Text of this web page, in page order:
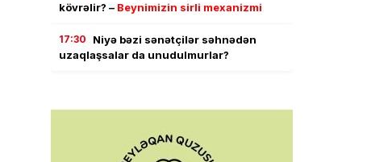
kövrəlir? – Beynimizin sirli mexanizmi
17:30
Niyə bəzi sənətçilər səhnədən
uzaqlaşsalar da unudulmurlar?